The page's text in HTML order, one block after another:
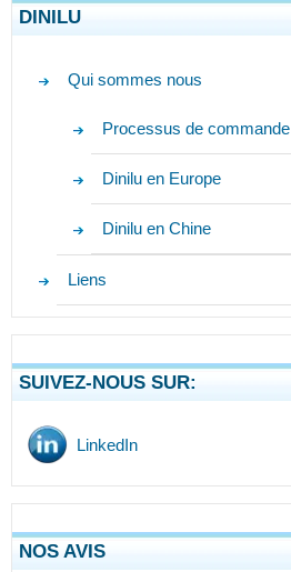
DINILU
Qui sommes nous
Processus de commande
Dinilu en Europe
Dinilu en Chine
Liens
SUIVEZ-NOUS SUR:
LinkedIn
NOS AVIS